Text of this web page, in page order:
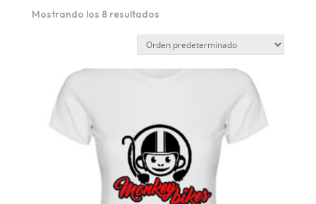
Mostrando los 8 resultados